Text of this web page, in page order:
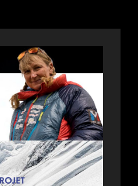
FALARDEAU
SILVERCITY
COQUITLAM
LE
5
MARS
:
PRINTEMPS
DE